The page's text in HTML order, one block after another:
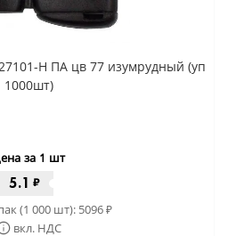
Н ПА цв 77 изумрудный (уп
1000шт)
за 1 шт
5.1 ₽
(1 000 шт): 5096₽
вкл. НДС